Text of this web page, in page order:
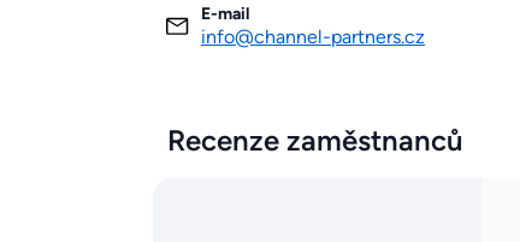
E-mail
info@channel-partners.cz
Recenze zaměstnanců